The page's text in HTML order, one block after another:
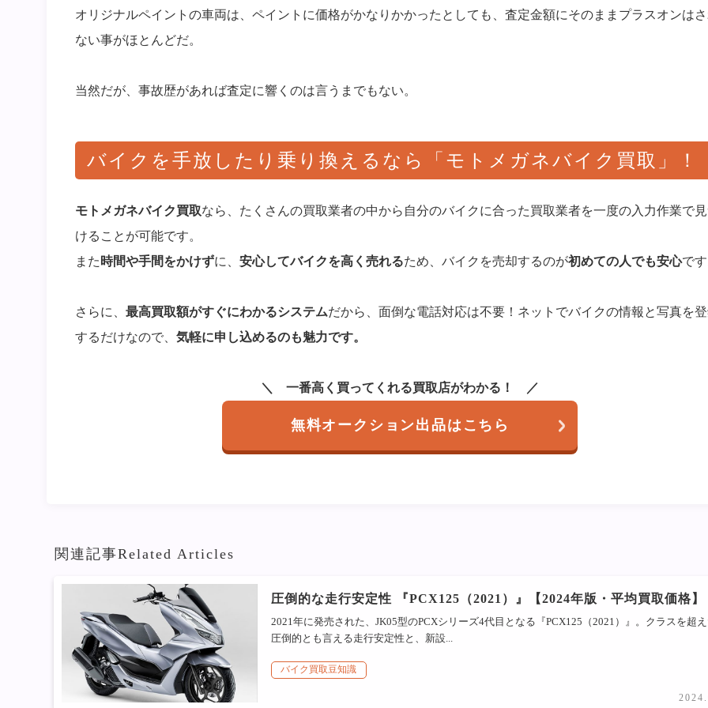
オリジナルペイントの車両は、ペイントに価格がかなりかかったとしても、査定金額にそのままプラスオンは
ない事がほとんどだ。
当然だが、事故歴があれば査定に響くのは言うまでもない。
バイクを手放したり乗り換えるなら「モトメガネバイク買取」！
モトメガネバイク買取なら、たくさんの買取業者の中から自分のバイクに合った買取業者を一度の入力作業で
けることが可能です。
また 時間や手間をかけずに、 安心してバイクを高く売れるため、バイクを売却するのが初めての人でも安心です
さらに、 最高買取額がすぐにわかるシステムだから、面倒な電話対応は不要！ネットでバイクの情報と写真を
するだけなので、 気軽に申し込めるのも魅力です。
一番高く買ってくれる買取店がわかる！
無料オークション出品はこちら
関連記事Related Articles
圧倒的な走行安定性 『PCX125（2021）』【2024年版・平均買取価格】
2021年に発売された、JK05型のPCXシリーズ4代目となる『PCX125（2021）』。クラスを超
圧倒的とも言える走行安定性と、新設...
バイク買取豆知識